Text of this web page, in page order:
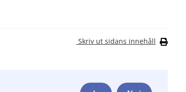
Skriv ut sidans innehåll